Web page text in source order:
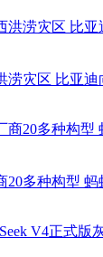
涝灾区 比亚迪
20多种构型 蚂